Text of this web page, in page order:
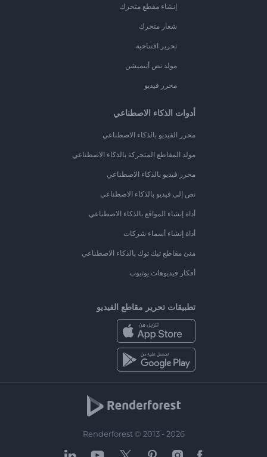
إنشاء مقطع متحرك
شعار متحرك
تحرير افتتاحية
مولد نص أنيميشن
محرر فيديو
أدوات الذكاء الاصطناعي
محرر الفيديو بالذكاء الاصطناعي
مولد المقاطع المتحركة بالذكاء الاصطناعي
محرر فيديو بالذكاء الاصطناعي
نص إلى فيديو بالذكاء الاصطناعي
أداة إنشاء المواقع بالذكاء الاصطناعي
أداة إنشاء أسماء شركات
منئ مقاطع تيك توك بالذكاء الاصطناعي
أفكار فيديوهات يوتيوب
تطبيقات تحرير مقاطع الفيديو
Renderforest © 2013 - 2026